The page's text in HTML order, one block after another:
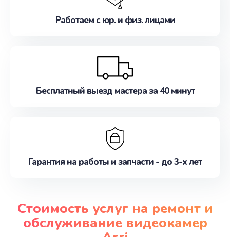
Работаем с юр. и физ. лицами
Бесплатный выезд мастера за 40 минут
Гарантия на работы и запчасти - до 3-х лет
Стоимость услуг на ремонт и
обслуживание видеокамер